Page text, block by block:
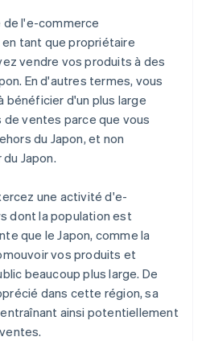
de l'e-commerce
tant que propriétaire
vendre vos produits à des
En d'autres termes, vous
bénéficier d'un plus large
ventes parce que vous
du Japon, et non
Japon.
une activité d'e-
dont la population est
que le Japon, comme la
vos produits et
beaucoup plus large. De
dans cette région, sa
ainsi potentiellement